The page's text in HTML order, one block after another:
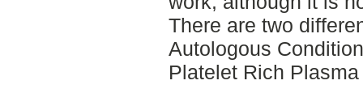
There are two
Autologous
Platelet Rich